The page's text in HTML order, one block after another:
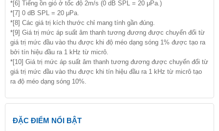
*[6] Tiếng ồn gió ở tốc độ 2m/s (0 dB SPL = 20 μPa.)
*[7] 0 dB SPL = 20 μPa.
*[8] Các giá trị kích thước chỉ mang tính gần đúng.
*[9] Giá trị mức áp suất âm thanh tương đương được chuyển đổi từ
giá trị mức đầu vào thu được khi độ méo dạng sóng 1% được tạo ra
bởi tín hiệu đầu ra 1 kHz từ micrô.
*[10] Giá trị mức áp suất âm thanh tương đương được chuyển đổi từ
giá trị mức đầu vào thu được khi tín hiệu đầu ra 1 kHz từ micrô tạo
ra độ méo dạng sóng 10%.
ĐẶC ĐIỂM NỔI BẬT